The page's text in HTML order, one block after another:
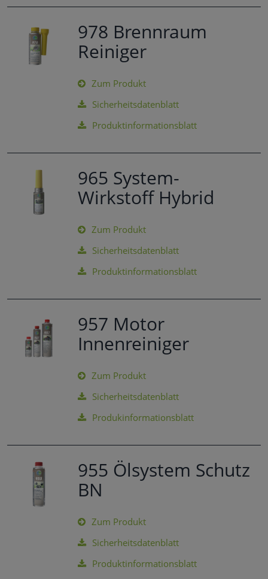
978 Brennraum
Reiniger
Zum Produkt
Sicherheitsdatenblatt
Produktinformationsblatt
965 System-
Wirkstoff Hybrid
Zum Produkt
Sicherheitsdatenblatt
Produktinformationsblatt
957 Motor
Innenreiniger
Zum Produkt
Sicherheitsdatenblatt
Produkinformationsblatt
955 Ölsystem Schutz
BN
Zum Produkt
Sicherheitsdatenblatt
Produktinformationsblatt